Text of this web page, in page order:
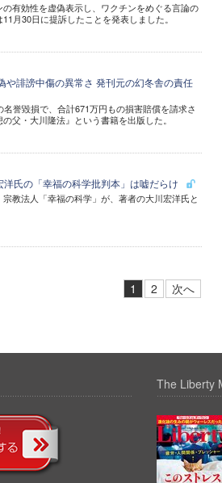
有効性を虚偽表示し、ワクチンをめぐる言論の
月30日に提訴したことを発表しました。
誹謗中傷の異常さ 発刊元の幻冬舎の責任
誉毀損で、合計671万円もの損害賠償を請求さ
父・大川隆法』という書籍を出版した。
氏の「幸福の科学批判本」は嘘だらけ
教法人「幸福の科学」が、著者の大川宏洋氏と
1 2 次へ
The Liberty